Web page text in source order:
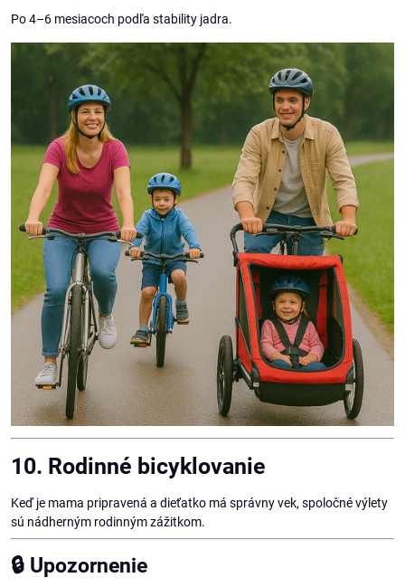
Po 4–6 mesiacoch podľa stability jadra.
10. Rodinné bicyklovanie
Keď je mama pripravená a dieťatko má správny vek, spoločné výlety
sú nádherným rodinným zážitkom.
🔒 Upozornenie